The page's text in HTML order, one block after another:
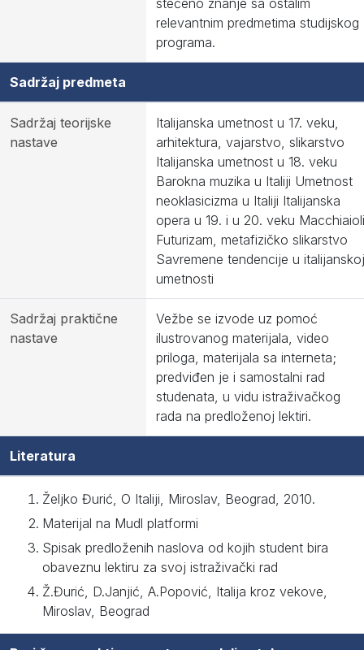
stečeno znanje sa ostalim
relevantnim predmetima studijskog
programa.
Sadržaj predmeta
Sadržaj teorijske
nastave
Italijanska umetnost u 17. veku,
arhitektura, vajarstvo, slikarstvo
Italijanska umetnost u 18. veku
Barokna muzika u Italiji Umetnost
neoklasicizma u Italiji Italijanska
opera u 19. i u 20. veku
Futurizam, metafizičko slikarstvo
Savremene tendencije u italijanskoj
umetnosti
Sadržaj praktične
nastave
Vežbe se izvode uz pomoć
ilustrovanog materijala, video
priloga, materijala sa interneta;
predviđen je i samostalni rad
studenata, u vidu istraživačkog
rada na predloženoj lektiri.
Literatura
Željko Đurić, O Italiji, Miroslav, Beograd, 2010.
Materijal na Mudl platformi
Spisak predloženih naslova od kojih student bira
obaveznu lektiru za svoj istraživački rad
Ž.Đurić, D.Janjić, A.Popović, Italija kroz vekove,
Miroslav, Beograd